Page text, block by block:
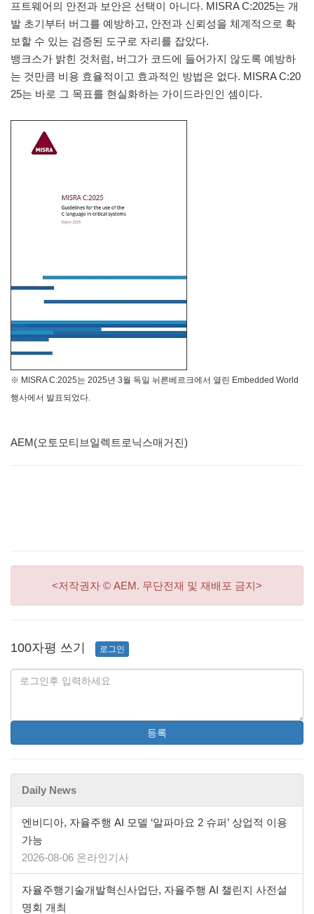
프트웨어의 안전과 보안은 선택이 아니다. MISRA C:2025는 개
발 초기부터 버그를 예방하고, 안전과 신뢰성을 체계적으로 확
보할 수 있는 검증된 도구로 자리를 잡았다.
뱅크스가 밝힌 것처럼, 버그가 코드에 들어가지 않도록 예방하
는 것만큼 비용 효율적이고 효과적인 방법은 없다. MISRA C:20
25는 바로 그 목표를 현실화하는 가이드라인인 셈이다.
※ MISRA C:2025는 2025년 3월 독일 뉘른베르크에서 열린 Embedded World
행사에서 발표되었다.
AEM(오토모티브일렉트로닉스매거진)
<저작권자 © AEM. 무단전재 및 재배포 금지>
100자평 쓰기 로그인
등록
Daily News
엔비디아, 자율주행 AI 모델 ‘알파마요 2 슈퍼’ 상업적 이용
가능
2026-08-06 온라인기사
자율주행기술개발혁신사업단, 자율주행 AI 챌린지 사전설
명회 개최